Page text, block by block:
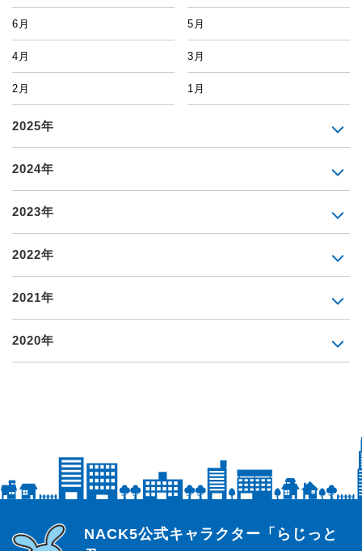
6月 5月
4月 3月
2月 1月
2025年
2024年
2023年
2022年
2021年
2020年
らじっと君
NACK5公式キャラクター「らじっと